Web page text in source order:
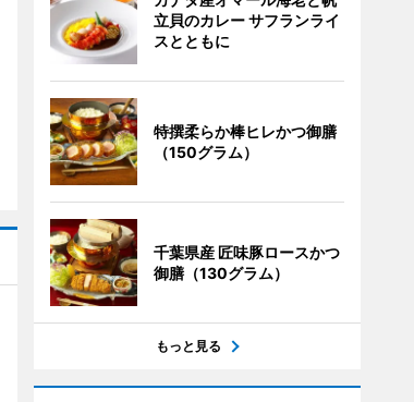
立貝のカレー サフランライ
スとともに
特撰柔らか棒ヒレかつ御膳
（150グラム）
千葉県産 匠味豚ロースかつ
御膳（130グラム）
もっと見る